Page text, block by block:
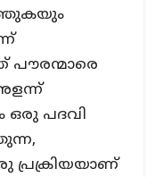
പൗരന്മാരെ
ഒരു പദവി
പ്രക്രിയയാണ്